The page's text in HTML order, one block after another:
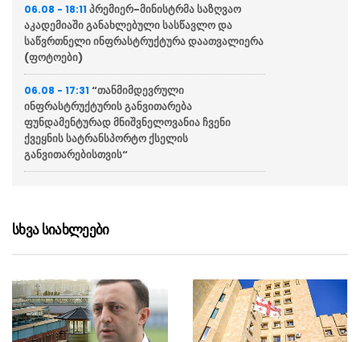
06.08 - 18:11 პრემიერ-მინისტრმა საზღვაო
აკადემიაში განახლებული სასწავლო და
საწვრთნელი ინფრასტრუქტურა დაათვალიერა
(ფოტოები)
06.08 - 17:31 “თანმიმდევრული
ინფრასტრუქტურის განვითარება
ფუნდამენტურად მნიშვნელოვანია ჩვენი
ქვეყნის სატრანსპორტო ქსელის
განვითარებისთვის“
განვითარებას”
და ბათუმიდან ჩვენს დედაქალაქში 4 საათში
ჩამოვიდნენ”
06.08 - 16:33ირაკლი კობახიძე – სათანადო
სხვა სიახლეები